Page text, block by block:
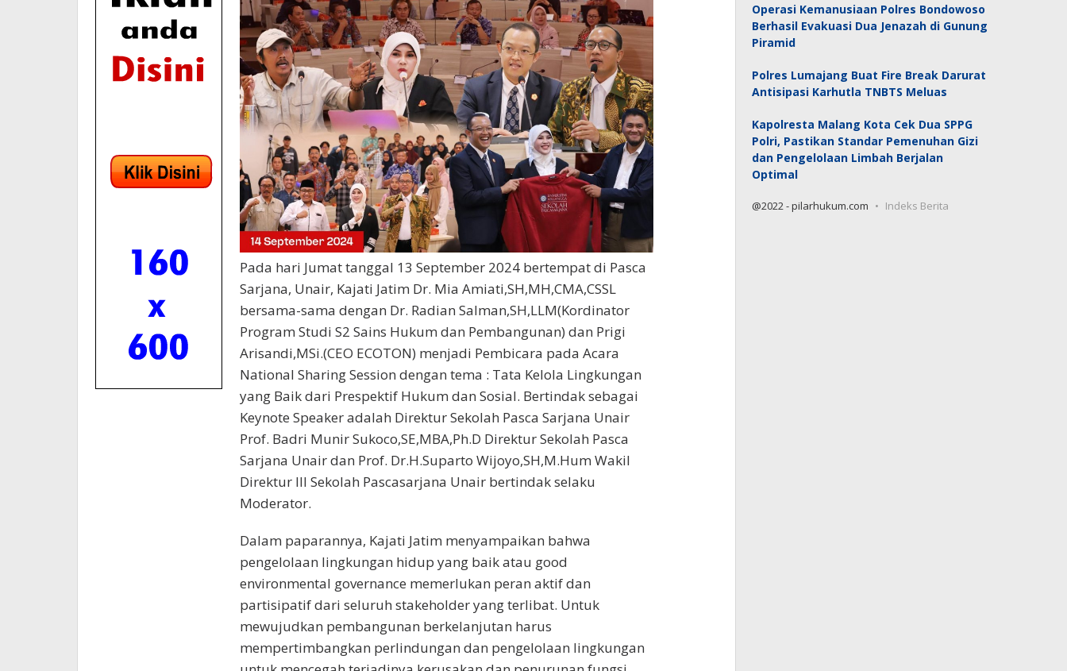
Pada hari Jumat tanggal 13 September 2024 bertempat di Pasca
Sarjana, Unair, Kajati Jatim Dr. Mia Amiati,SH,MH,CMA,CSSL
bersama-sama dengan Dr. Radian Salman,SH,LLM(Kordinator
Program Studi S2 Sains Hukum dan Pembangunan) dan Prigi
Arisandi,MSi.(CEO ECOTON) menjadi Pembicara pada Acara
National Sharing Session dengan tema : Tata Kelola Lingkungan
yang Baik dari Prespektif Hukum dan Sosial. Bertindak sebagai
Keynote Speaker adalah Direktur Sekolah Pasca Sarjana Unair
Prof. Badri Munir Sukoco,SE,MBA,Ph.D Direktur Sekolah Pasca
Sarjana Unair dan Prof. Dr.H.Suparto Wijoyo,SH,M.Hum Wakil
Direktur III Sekolah Pascasarjana Unair bertindak selaku
Moderator.
Dalam paparannya, Kajati Jatim menyampaikan bahwa
pengelolaan lingkungan hidup yang baik atau good
environmental governance memerlukan peran aktif dan
partisipatif dari seluruh stakeholder yang terlibat. Untuk
mewujudkan pembangunan berkelanjutan harus
mempertimbangkan perlindungan dan pengelolaan lingkungan
Operasi Kemanusiaan Polres Bondowoso
Berhasil Evakuasi Dua Jenazah di Gunung
Piramid
Polres Lumajang Buat Fire Break Darurat
Antisipasi Karhutla TNBTS Meluas
Kapolresta Malang Kota Cek Dua SPPG
Polri, Pastikan Standar Pemenuhan Gizi
dan Pengelolaan Limbah Berjalan
Optimal
@2022 - pilarhukum.com Indeks Berita